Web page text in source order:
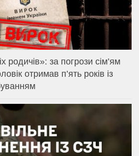
родичів»: за погрози сім’ям
отримав п’ять років із